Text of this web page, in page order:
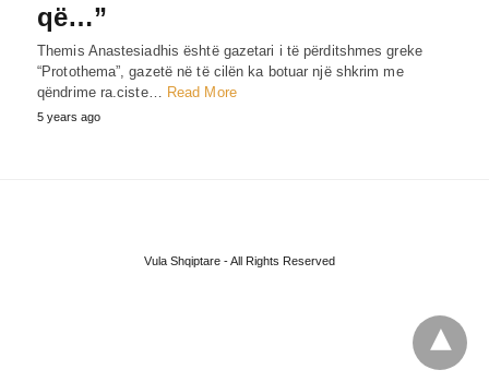
që…”
Themis Anastesiadhis është gazetari i të përditshmes greke
“Protothema”, gazetë në të cilën ka botuar një shkrim me
qëndrime ra.ciste… Read More
5 years ago
Vula Shqiptare - All Rights Reserved